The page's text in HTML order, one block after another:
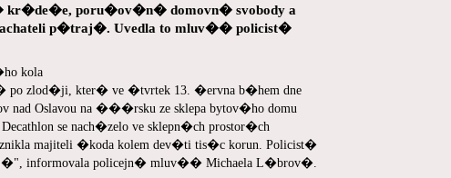
poru�ov�n� domovn� svobody a
p�traj�. Uvedla to mluv�� policist�
kola
zlod�ji, kter� ve �tvrtek 13. �ervna b�hem dne
nad Oslavou na ���rsku ze sklepa bytov�ho domu
se nach�zelo ve sklepn�ch prostor�ch
majiteli �koda kolem dev�ti tis�c korun. Policist�
informovala policejn� mluv�� Michaela L�brov�.